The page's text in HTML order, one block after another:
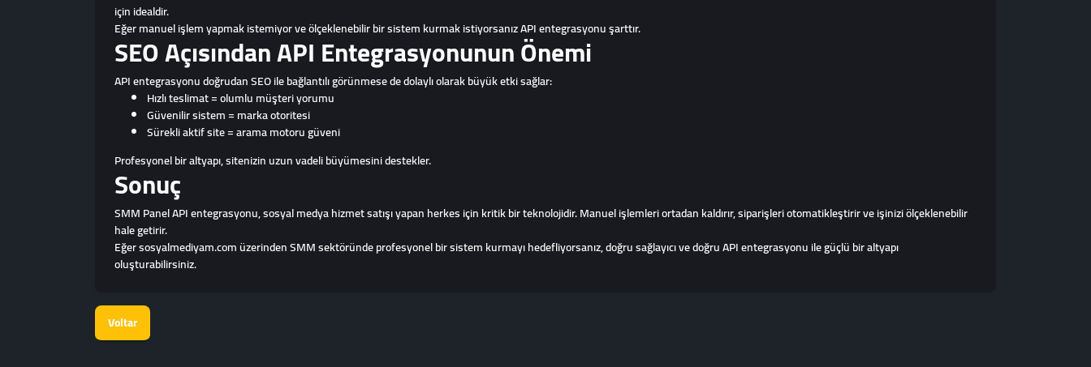
için idealdir.
Eğer manuel işlem yapmak istemiyor ve ölçeklenebilir bir sistem kurmak istiyorsanız API entegrasyonu şarttır.
SEO Açısından API Entegrasyonunun Önemi
API entegrasyonu doğrudan SEO ile bağlantılı görünmese de dolaylı olarak büyük etki sağlar:
Hızlı teslimat = olumlu müşteri yorumu
Güvenilir sistem = marka otoritesi
Sürekli aktif site = arama motoru güveni
Profesyonel bir altyapı, sitenizin uzun vadeli büyümesini destekler.
Sonuç
SMM Panel API entegrasyonu, sosyal medya hizmet satışı yapan herkes için kritik bir teknolojidir. Manuel işlemleri ortadan kaldırır, siparişleri otomatikleştirir ve işinizi ölçeklenebilir
hale getirir.
Eğer sosyalmediyam.com üzerinden SMM sektöründe profesyonel bir sistem kurmayı hedefliyorsanız, doğru sağlayıcı ve doğru API entegrasyonu ile güçlü bir altyapı
oluşturabilirsiniz.
Voltar